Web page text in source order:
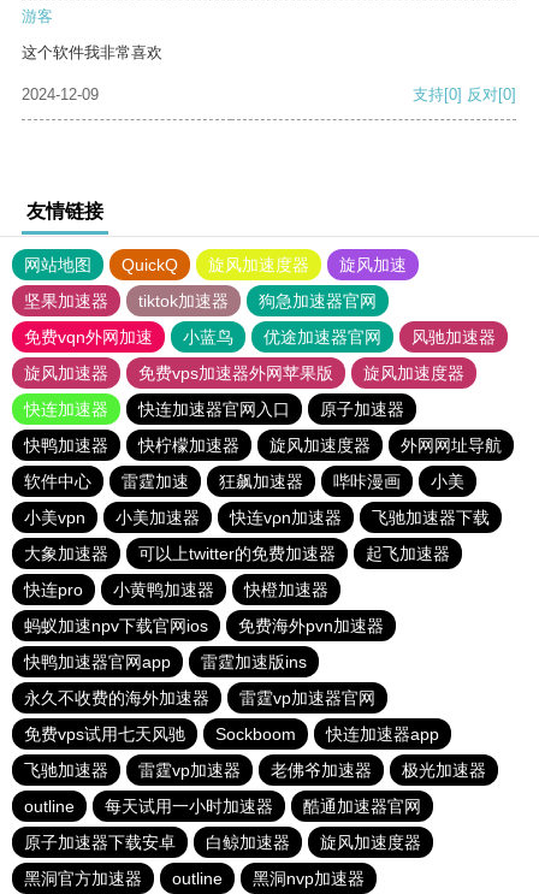
游客
这个软件我非常喜欢
2024-12-09 支持[0] 反对[0]
友情链接
网站地图 QuickQ 旋风加速度器
旋风加速
坚果加速器
tiktok加速器
狗急加速器官网
免费vqn外网加速
小蓝鸟 优途加速器官网
风驰加速器
旋风加速器
免费vps加速器外网苹果版
旋风加速度器
快连加速器
快连加速器官网入口
原子加速器
快鸭加速器
快柠檬加速器 旋风加速度器
外网网址导航
软件中心
雷霆加速 狂飙加速器 哔咔漫画
小美
小美vpn
小美加速器 快连vρn加速器
飞驰加速器下载
大象加速器
可以上twitter的免费加速器
起飞加速器
快连pro
小黄鸭加速器
快橙加速器
蚂蚁加速npv下载官网ios
免费海外pvn加速器
快鸭加速器官网app
雷霆加速版ins
永久不收费的海外加速器
雷霆vp加速器官网
免费vps试用七天风驰
Sockboom
快连加速器app
飞驰加速器
雷霆vp加速器 老佛爷加速器
极光加速器
outline
每天试用一小时加速器
酷通加速器官网
原子加速器下载安卓
白鲸加速器
旋风加速度器
黑洞官方加速器
outline 黑洞nvp加速器